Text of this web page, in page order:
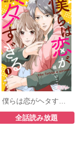
僕らは恋がヘタすぎる
全話読み放題